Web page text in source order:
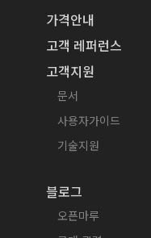
가격안내
고객 레퍼런스
고객지원
문서
사용자가이드
기술지원
블로그
오픈마루